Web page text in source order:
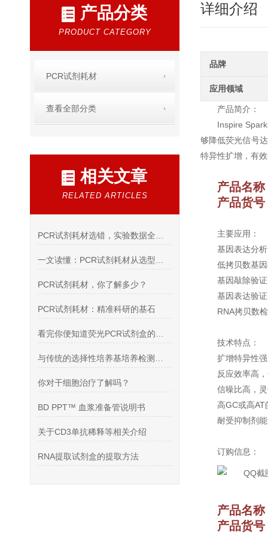
产品分类
PRODUCT CATEGORY
PCR试剂耗材
查看全部分类
相关文章
RELATED ARTICLES
PCR试剂耗材，你了解多少？
PCR试剂耗材：精准科研的基石
你对干细胞治疗了解吗？
BD PPT™ 血浆准备管说明书
关于CD3单抗稀释等相关介绍
RNA提取试剂盒的提取方法
详细介绍
品牌
应用领域
产品简介：
Inspire
够降低荧光信号
特异性扩增，有
产品名称
产品货
主要应用：
基因表达分
低拷贝数基
基因敲除验
基因表达验
RNA拷贝数
技术特点：
扩增特异性
反应效率高
信噪比高，
高GC或高AT
耐受抑制剂
订购信息：
产品名称
产品货